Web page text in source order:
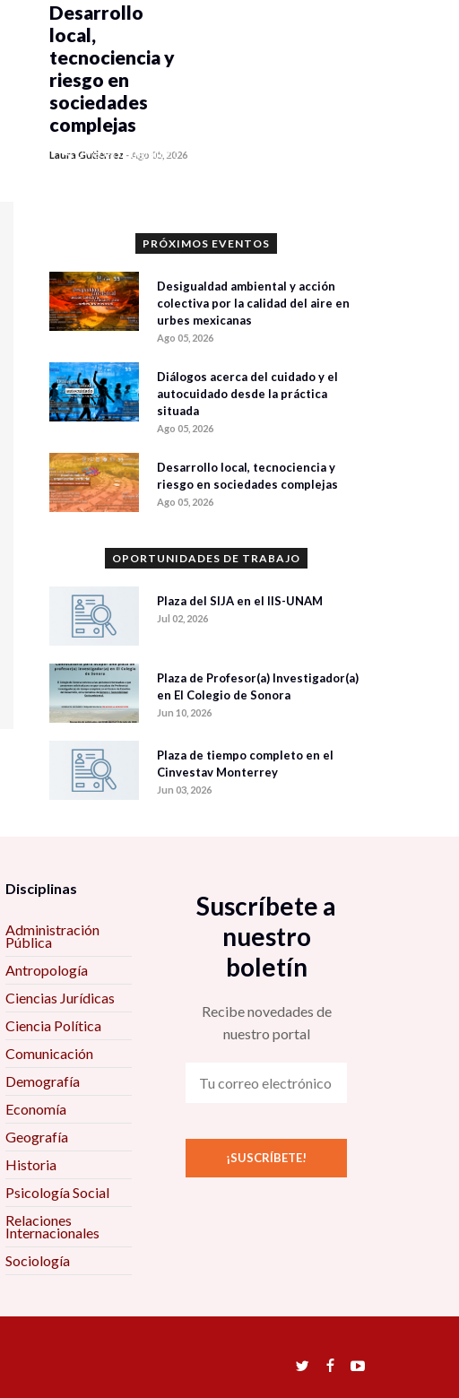
0 veces compartido
Desarrollo
local,
tecnociencia y
riesgo en
sociedades
complejas
Laura Gutiérrez -Ago 05, 2026
PRÓXIMOS EVENTOS
Desigualdad ambiental y acción
colectiva por la calidad del aire en
urbes mexicanas
Ago 05, 2026
Diálogos acerca del cuidado y el
autocuidado desde la práctica
situada
Ago 05, 2026
Desarrollo local, tecnociencia y
riesgo en sociedades complejas
Ago 05, 2026
OPORTUNIDADES DE TRABAJO
Plaza del SIJA en el IIS-UNAM
Jul 02, 2026
Plaza de Profesor(a) Investigador(a)
en El Colegio de Sonora
Jun 10, 2026
Plaza de tiempo completo en el
Cinvestav Monterrey
Jun 03, 2026
Disciplinas
Administración
Pública
Antropología
Ciencias Jurídicas
Ciencia Política
Comunicación
Demografía
Economía
Geografía
Historia
Psicología Social
Relaciones
Internacionales
Sociología
Suscríbete a
nuestro
boletín
Recibe novedades de
nuestro portal